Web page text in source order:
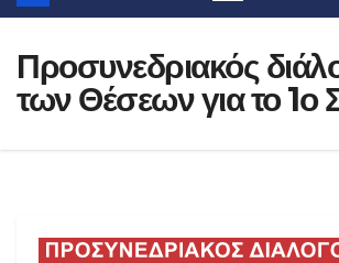
Προσυνεδριακός
των Θέσεων για το 1ο